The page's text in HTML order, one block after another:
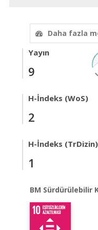
Daha fazla
Yayın
9
H-İndeks (WoS)
2
H-İndeks (TrDizin)
1
BM Sürdürülebilir